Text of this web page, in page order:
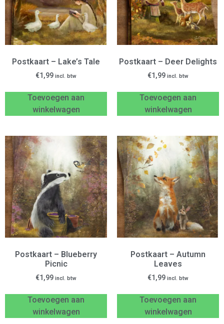
Postkaart – Lake’s Tale
€1,99 incl. btw
Toevoegen aan
winkelwagen
Postkaart – Deer Delights
€1,99 incl. btw
Toevoegen aan
winkelwagen
Postkaart – Blueberry
Picnic
€1,99 incl. btw
Toevoegen aan
winkelwagen
Postkaart – Autumn
Leaves
€1,99 incl. btw
Toevoegen aan
winkelwagen